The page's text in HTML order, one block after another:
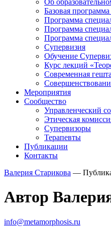
Об
Базовая
Программа
Программа
Программа
Супервизия
Обучение
Курс лекций
Современная
Мероприятия
Сообщество
Управленческий
Этическая
Супервизоры
Терапевты
Публикации
Контакты
Валерия Старикова —
Автор
info@metamorphosis.ru